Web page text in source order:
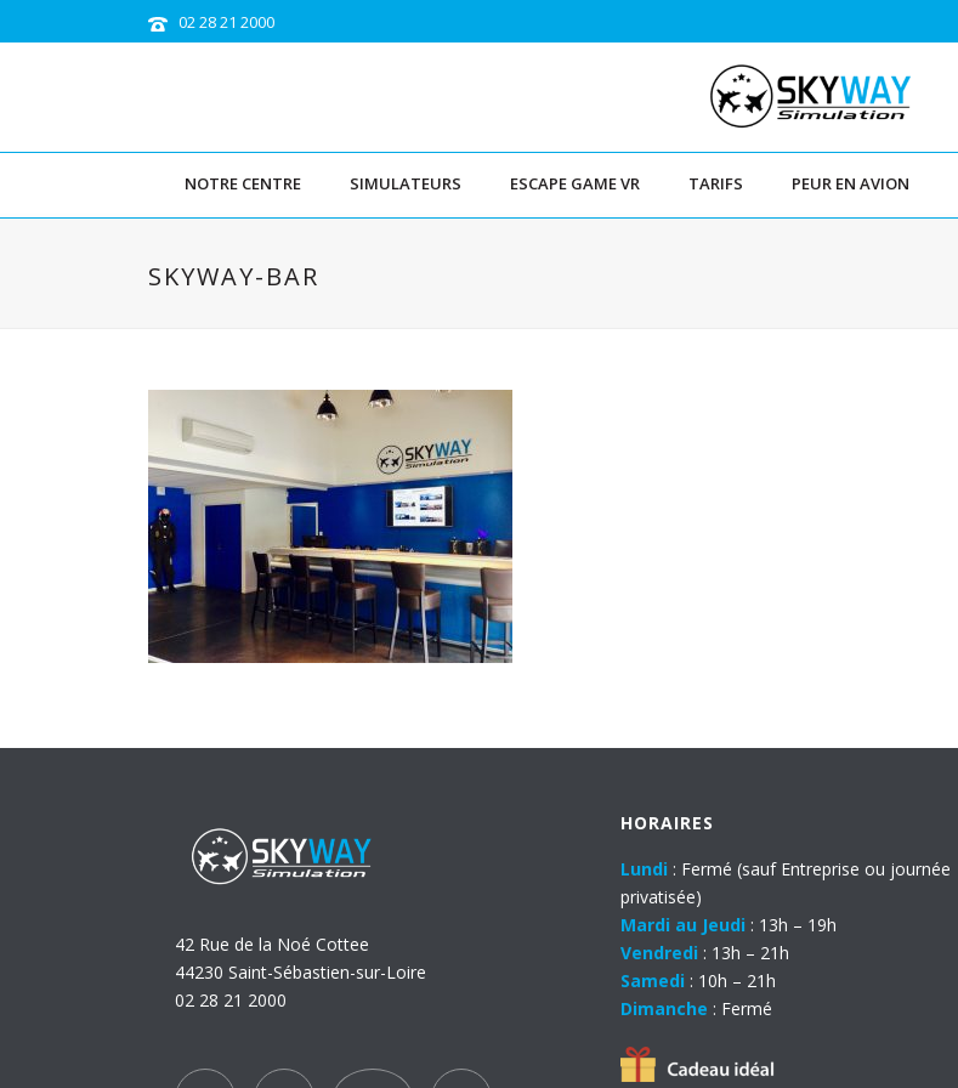
02 28 21 2000
NOTRE CENTRE SIMULATEURS ESCAPE GAME VR TARIFS PEUR EN AVION
SKYWAY-BAR
42 Rue de la Noé Cottee
44230 Saint-Sébastien-sur-Loire
02 28 21 2000
HORAIRES
Lundi : Fermé (sauf Entreprise ou journée
privatisée)
Mardi au Jeudi : 13h – 19h
Vendredi : 13h – 21h
Samedi : 10h – 21h
Dimanche : Fermé